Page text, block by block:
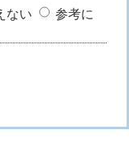
ない
参考に